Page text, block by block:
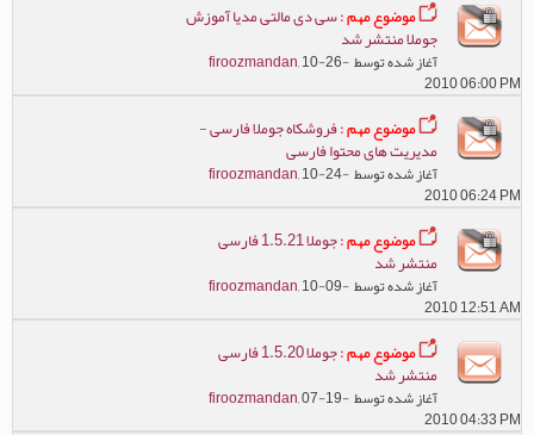
موضوع مهم :سی دی مالتی مدیا آموزش
جوملا منتشر شد
آغاز شده توسط firoozmandan, 10-26-
2010 06:00 PM
موضوع مهم :فروشکاه جوملا فارسی -
مدیریت های محتوا فارسی
آغاز شده توسط firoozmandan, 10-24-
2010 06:24 PM
موضوع مهم : جوملا 1.5.21 فارسی
منتشر شد
آغاز شده توسط firoozmandan, 10-09-
2010 12:51 AM
موضوع مهم : جوملا 1.5.20 فارسی
منتشر شد
آغاز شده توسط firoozmandan, 07-19-
2010 04:33 PM